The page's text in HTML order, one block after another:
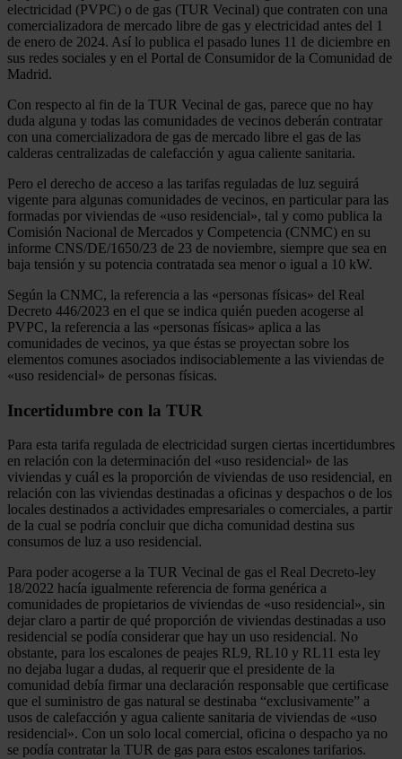
electricidad (PVPC) o de gas (TUR Vecinal) que contraten con una
comercializadora de mercado libre de gas y electricidad antes del 1
de enero de 2024. Así lo publica el pasado lunes 11 de diciembre en
sus redes sociales y en el Portal de Consumidor de la Comunidad de
Madrid.
Con respecto al fin de la TUR Vecinal de gas, parece que no hay
duda alguna y todas las comunidades de vecinos deberán contratar
con una comercializadora de gas de mercado libre el gas de las
calderas centralizadas de calefacción y agua caliente sanitaria.
Pero el derecho de acceso a las tarifas reguladas de luz seguirá
vigente para algunas comunidades de vecinos, en particular para las
formadas por viviendas de «uso residencial», tal y como publica la
Comisión Nacional de Mercados y Competencia (CNMC) en su
informe CNS/DE/1650/23 de 23 de noviembre, siempre que sea en
baja tensión y su potencia contratada sea menor o igual a 10 kW.
Según la CNMC, la referencia a las «personas físicas» del Real
Decreto 446/2023 en el que se indica quién pueden acogerse al
PVPC, la referencia a las «personas físicas» aplica a las
comunidades de vecinos, ya que éstas se proyectan sobre los
elementos comunes asociados indisociablemente a las viviendas de
«uso residencial» de personas físicas.
Incertidumbre con la TUR
Para esta tarifa regulada de electricidad surgen ciertas incertidumbres
en relación con la determinación del «uso residencial» de las
viviendas y cuál es la proporción de viviendas de uso residencial, en
relación con las viviendas destinadas a oficinas y despachos o de los
locales destinados a actividades empresariales o comerciales, a partir
de la cual se podría concluir que dicha comunidad destina sus
consumos de luz a uso residencial.
Para poder acogerse a la TUR Vecinal de gas el Real Decreto-ley
18/2022 hacía igualmente referencia de forma genérica a
comunidades de propietarios de viviendas de «uso residencial», sin
dejar claro a partir de qué proporción de viviendas destinadas a uso
residencial se podía considerar que hay un uso residencial. No
obstante, para los escalones de peajes RL9, RL10 y RL11 esta ley
no dejaba lugar a dudas, al requerir que el presidente de la
comunidad debía firmar una declaración responsable que certificase
que el suministro de gas natural se destinaba “exclusivamente” a
usos de calefacción y agua caliente sanitaria de viviendas de «uso
residencial». Con un solo local comercial, oficina o despacho ya no
se podía contratar la TUR de gas para estos escalones tarifarios.